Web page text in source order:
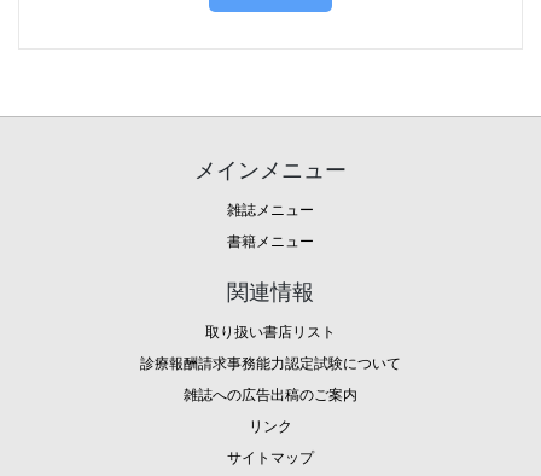
メインメニュー
雑誌メニュー
書籍メニュー
関連情報
取り扱い書店リスト
診療報酬請求事務能力認定試験について
雑誌への広告出稿のご案内
リンク
サイトマップ